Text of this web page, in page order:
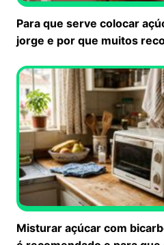
Para que serve colocar
jorge e por que muitos
Misturar açúcar com